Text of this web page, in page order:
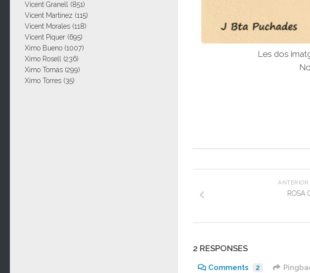
Les dos imatges
Només
ROSA
2 RESPONSES
Comments 2
Vicent Granell (851)
Vicent Martinez (115)
Vicent Morales (118)
Vicent Piquer (695)
Ximo Bueno (1007)
Ximo Rosell (236)
Ximo Tomás (299)
Ximo Torres (35)